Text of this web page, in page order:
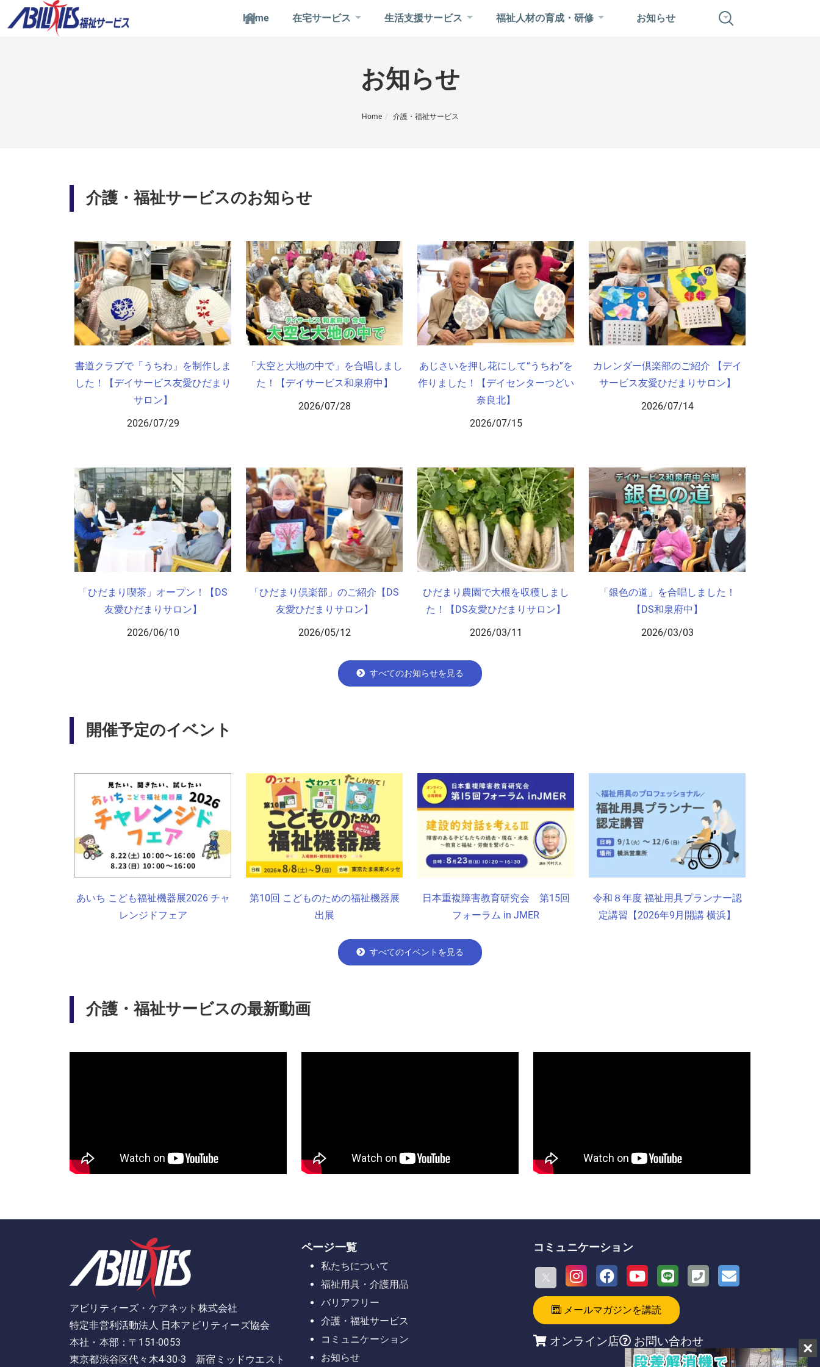
Home 在宅サービス 生活支援サービス 福祉人材の育成・研修 お知らせ
お知らせ
Home 介護・福祉サービス
介護・福祉サービスのお知らせ
書道クラブで「うちわ」を制作しま
した！【デイサービス友愛ひだまり
サロン】
2026/07/29
「大空と大地の中で」を合唱しまし
た！【デイサービス和泉府中】
2026/07/28
あじさいを押し花にして“うちわ”を
作りました！【デイセンターつどい
奈良北】
2026/07/15
カレンダー倶楽部のご紹介 【デイ
サービス友愛ひだまりサロン】
2026/07/14
「ひだまり喫茶」オープン！【DS
友愛ひだまりサロン】
2026/06/10
「ひだまり倶楽部」のご紹介【DS
友愛ひだまりサロン】
2026/05/12
ひだまり農園で大根を収穫しまし
た！【DS友愛ひだまりサロン】
2026/03/11
「銀色の道」を合唱しました！
【DS和泉府中】
2026/03/03
すべてのお知らせを見る
開催予定のイベント
あいち こども福祉機器展2026 チャ
レンジドフェア
第10回 こどものための福祉機器展
出展
日本重複障害教育研究会 第15回
フォーラム in JMER
令和８年度 福祉用具プランナー認
定講習【2026年9月開講 横浜】
すべてのイベントを見る
介護・福祉サービスの最新動画
アビリティーズ・ケアネット株式会社
特定非営利活動法人 日本アビリティーズ協会
本社・本部：〒151-0053
東京都渋谷区代々木4-30-3 新宿ミッドウエスト
ページ一覧
私たちについて
福祉用具・介護用品
バリアフリー
介護・福祉サービス
コミュニケーション
お知らせ
コミュニケーション
メールマガジンを講読
オンライン店 お問い合わせ